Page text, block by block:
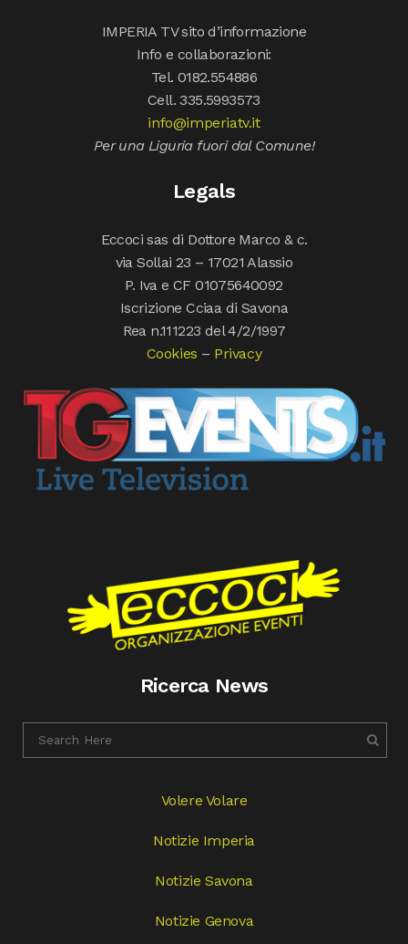
IMPERIA TV sito d’informazione
Info e collaborazioni:
Tel. 0182.554886
Cell. 335.5993573
info@imperiatv.it
Per una Liguria fuori dal Comune!
Legals
Eccoci sas di Dottore Marco & c.
via Sollai 23 – 17021 Alassio
P. Iva e CF 01075640092
Iscrizione Cciaa di Savona
Rea n.111223 del 4/2/1997
Cookies – Privacy
Ricerca News
Volere Volare
Notizie Imperia
Notizie Savona
Notizie Genova